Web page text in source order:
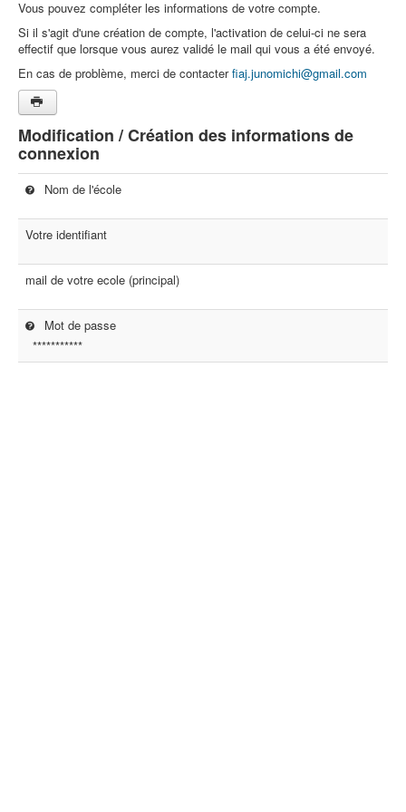
Vous pouvez compléter les informations de votre compte.
Si il s'agit d'une création de compte, l'activation de celui-ci ne sera
effectif que lorsque vous aurez validé le mail qui vous a été envoyé.
En cas de problème, merci de contacterfiaj.junomichi@gmail.com
Modification / Création des informations de
connexion
Nom de l'école
Votre identifiant
mail de votre ecole (principal)
Mot de passe
***********